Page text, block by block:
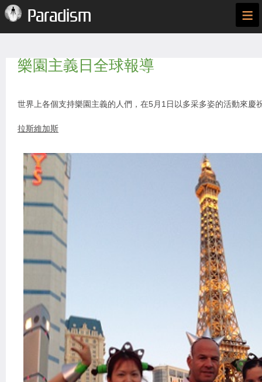
Paradism ≡
樂園主義日全球報導
世界上各個支持樂園主義的人們，在5月1日以多采多姿的活動來慶
拉斯維加斯